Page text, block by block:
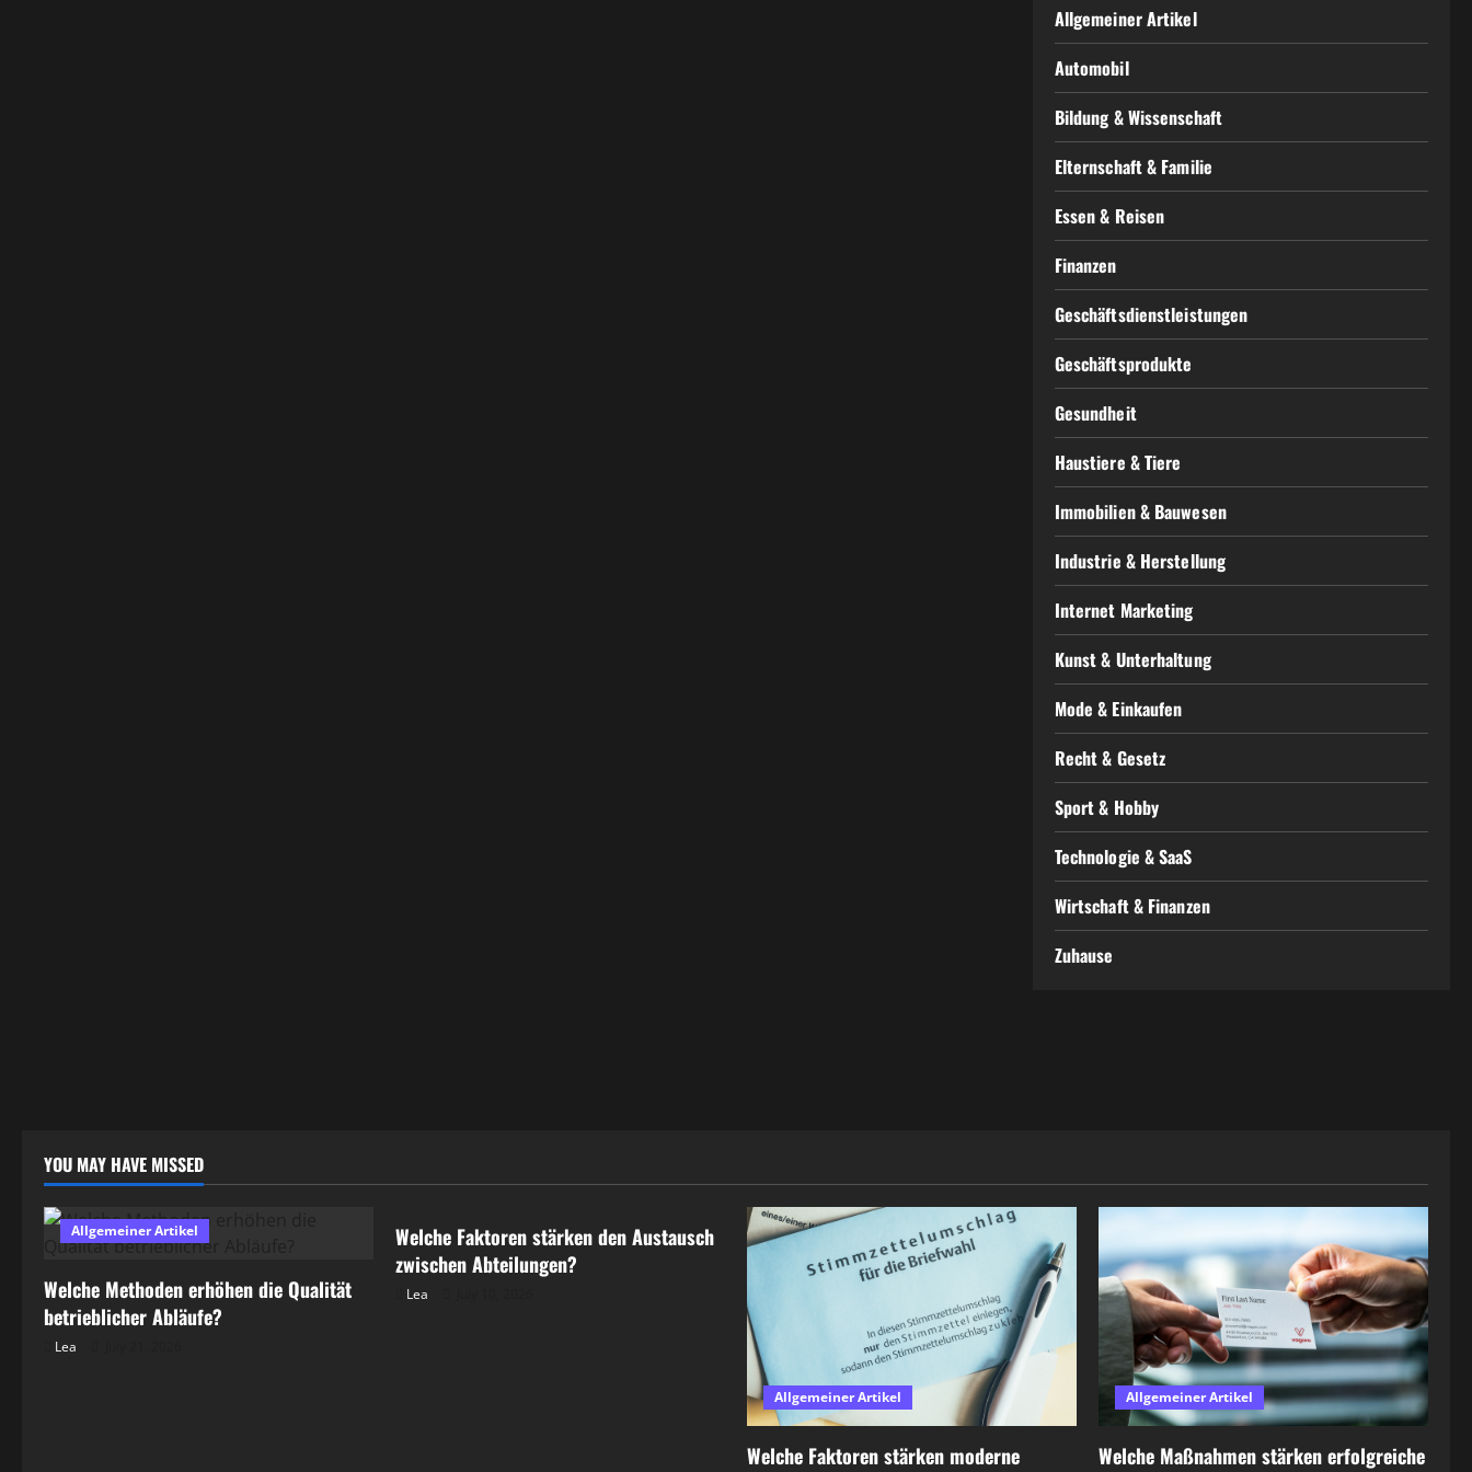
Allgemeiner Artikel
Automobil
Bildung & Wissenschaft
Elternschaft & Familie
Essen & Reisen
Finanzen
Geschäftsdienstleistungen
Geschäftsprodukte
Gesundheit
Haustiere & Tiere
Immobilien & Bauwesen
Industrie & Herstellung
Internet Marketing
Kunst & Unterhaltung
Mode & Einkaufen
Recht & Gesetz
Sport & Hobby
Technologie & SaaS
Wirtschaft & Finanzen
Zuhause
YOU MAY HAVE MISSED
Allgemeiner Artikel
Welche Methoden erhöhen die Qualität
betrieblicher Abläufe?
Lea
Welche Faktoren stärken den Austausch
zwischen Abteilungen?
Lea
Allgemeiner Artikel
Welche Faktoren stärken moderne
Allgemeiner Artikel
Welche Maßnahmen stärken erfolgreiche